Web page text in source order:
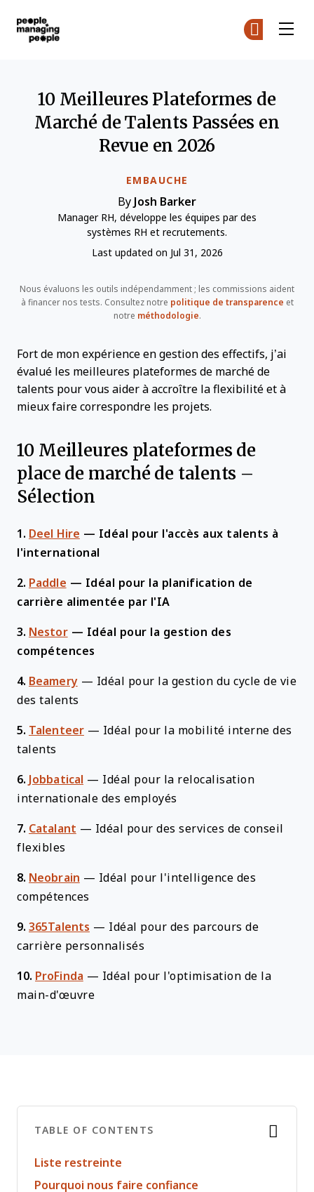
EMBAUCHE
10 Meilleures Plateformes de
Marché de Talents Passées en
Revue en 2026
By Josh Barker
Manager RH, développe les équipes par des
systèmes RH et recrutements.
Last updated on Jul 31, 2026
Nous évaluons les outils indépendamment ; les commissions aident
à financer nos tests. Consultez notre politique de transparence et
notre méthodologie.
Fort de mon expérience en gestion des effectifs, j’ai
évalué les meilleures plateformes de marché de
talents pour vous aider à accroître la flexibilité et à
mieux faire correspondre les projets.
10 Meilleures plateformes de
place de marché de talents –
Sélection
1. Deel Hire — Idéal pour l'accès aux talents à
l'international
2. Paddle — Idéal pour la planification de
carrière alimentée par l'IA
3. Nestor — Idéal pour la gestion des
compétences
4. Beamery — Idéal pour la gestion du cycle de vie
des talents
5. Talenteer — Idéal pour la mobilité interne des
talents
6. Jobbatical — Idéal pour la relocalisation
internationale des employés
7. Catalant — Idéal pour des services de conseil
flexibles
8. Neobrain — Idéal pour l'intelligence des
compétences
9. 365Talents — Idéal pour des parcours de
carrière personnalisés
10. ProFinda — Idéal pour l'optimisation de la
main-d'œuvre
TABLE OF CONTENTS
Liste restreinte
Pourquoi nous faire confiance